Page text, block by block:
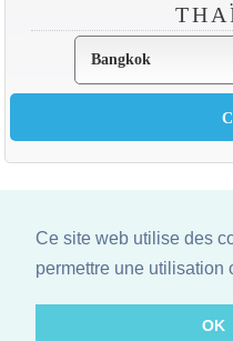
Ce site web utilise des
permettre une utilisation
OK
Website ©